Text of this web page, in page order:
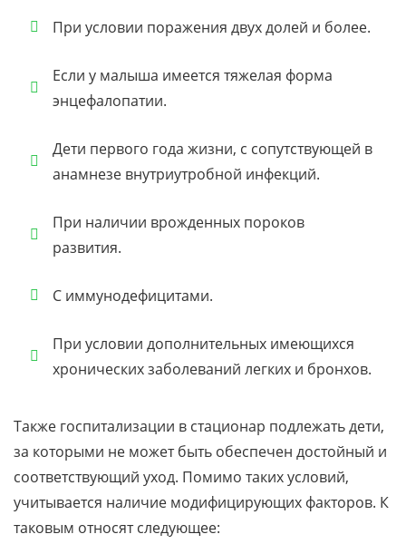
При условии поражения двух долей и более.
Если у малыша имеется тяжелая форма
энцефалопатии.
Дети первого года жизни, с сопутствующей в
анамнезе внутриутробной инфекций.
При наличии врожденных пороков
развития.
С иммунодефицитами.
При условии дополнительных имеющихся
хронических заболеваний легких и бронхов.
Также госпитализации в стационар подлежать дети,
за которыми не может быть обеспечен достойный и
соответствующий уход. Помимо таких условий,
учитывается наличие модифицирующих факторов. К
таковым относят следующее: